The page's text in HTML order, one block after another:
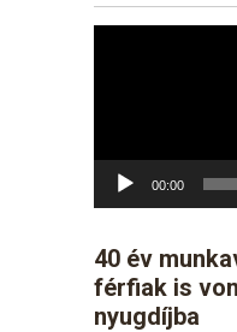
00:00
40 év
férfiak is
nyugdíjba